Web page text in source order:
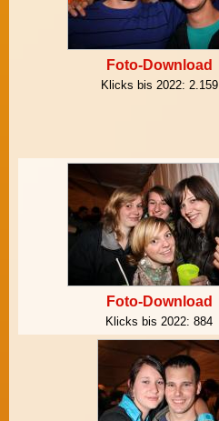
Foto-Download
Klicks bis 2022: 2.159
Foto-Download
Klicks bis 2022: 884